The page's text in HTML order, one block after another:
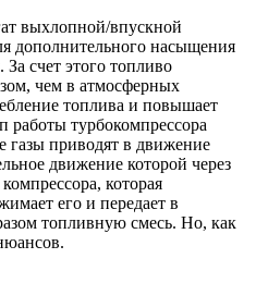
выхлопной/впускной
дополнительного насыщения
счет этого топливо
чем в атмосферных
топлива и повышает
турбокомпрессора
газы приводят в движение
движение которой через
которая
его и передает в
топливную смесь. Но, как